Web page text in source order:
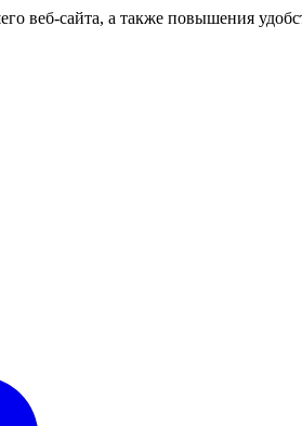
веб-сайта, а также повышения